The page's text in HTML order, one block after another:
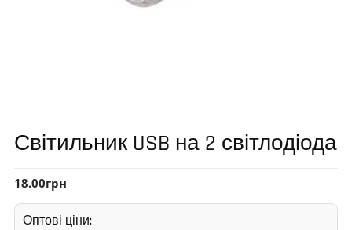
Світильник USB на 2 світлодіода
18.00грн
Оптові ціни: